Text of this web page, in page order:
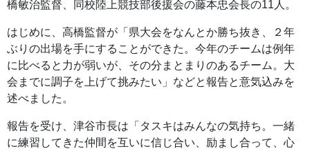
橋敏治監督、同校陸上競技部後援会の藤本忠会長の11人。
はじめに、高橋監督が「県大会をなんとか勝ち抜き、２年
ぶりの出場を手にすることができた。今年のチームは例年
に比べると力が弱いが、その分まとまりのあるチーム。大
会までに調子を上げて挑みたい」などと報告と意気込みを
述べました。
報告を受け、津谷市長は「タスキはみんなの気持ち。一緒
に練習してきた仲間を互いに信じ合い、励まし合って、心